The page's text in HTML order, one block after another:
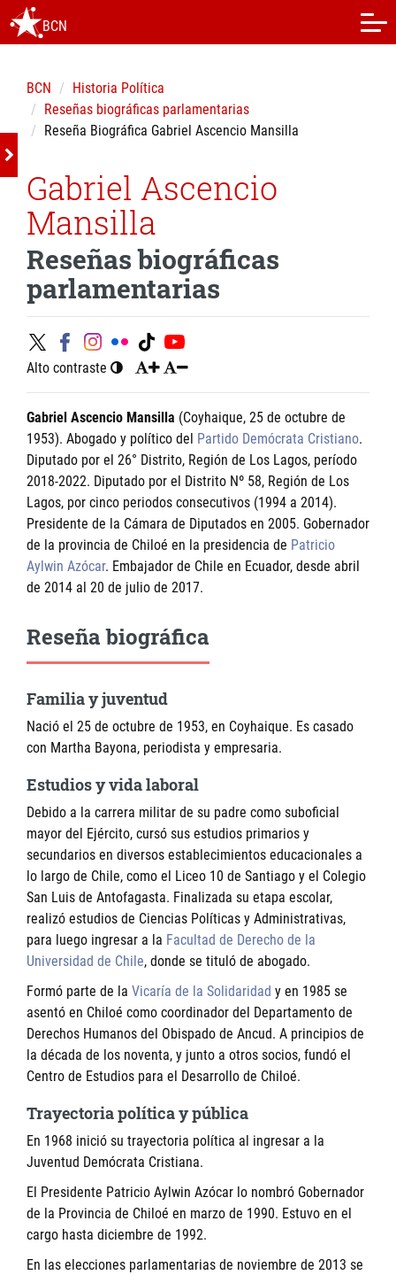
BCN
BCN
Historia Política
Reseñas biográficas parlamentarias
Reseña Biográfica Gabriel Ascencio Mansilla
Gabriel Ascencio
Mansilla
Reseñas biográficas
parlamentarias
Alto contraste
Gabriel Ascencio Mansilla (Coyhaique, 25 de octubre de
1953). Abogado y político del Partido Demócrata Cristiano.
Diputado por el 26° Distrito, Región de Los Lagos, período
2018-2022. Diputado por el Distrito Nº 58, Región de Los
Lagos, por cinco periodos consecutivos (1994 a 2014).
Presidente de la Cámara de Diputados en 2005. Gobernador
de la provincia de Chiloé en la presidencia de Patricio
Aylwin Azócar. Embajador de Chile en Ecuador, desde abril
de 2014 al 20 de julio de 2017.
Reseña biográfica
Familia y juventud
Nació el 25 de octubre de 1953, en Coyhaique. Es casado
con Martha Bayona, periodista y empresaria.
Estudios y vida laboral
Debido a la carrera militar de su padre como suboficial
mayor del Ejército, cursó sus estudios primarios y
secundarios en diversos establecimientos educacionales a
lo largo de Chile, como el Liceo 10 de Santiago y el Colegio
San Luis de Antofagasta. Finalizada su etapa escolar,
realizó estudios de Ciencias Políticas y Administrativas,
para luego ingresar a la Facultad de Derecho de la
Universidad de Chile, donde se tituló de abogado.
Formó parte de la Vicaría de la Solidaridad y en 1985 se
asentó en Chiloé como coordinador del Departamento de
Derechos Humanos del Obispado de Ancud. A principios de
la década de los noventa, y junto a otros socios, fundó el
Centro de Estudios para el Desarrollo de Chiloé.
Trayectoria política y pública
En 1968 inició su trayectoria política al ingresar a la
Juventud Demócrata Cristiana.
El Presidente Patricio Aylwin Azócar lo nombró Gobernador
de la Provincia de Chiloé en marzo de 1990. Estuvo en el
cargo hasta diciembre de 1992.
En las elecciones parlamentarias de noviembre de 2013 se